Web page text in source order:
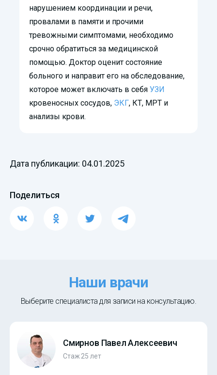
нарушением координации и речи,
провалами в памяти и прочими
тревожными симптомами, необходимо
срочно обратиться за медицинской
помощью. Доктор оценит состояние
больного и направит его на обследование,
которое может включать в себя УЗИ
кровеносных сосудов, ЭКГ, КТ, МРТ и
анализы крови.
Дата публикации: 04.01.2025
Поделиться
Наши врачи
Выберите специалиста для записи на консультацию.
Смирнов Павел Алексеевич
Стаж 25 лет